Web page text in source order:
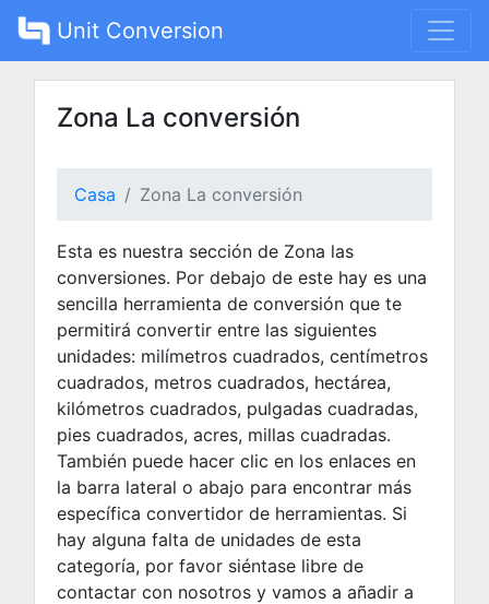
Unit Conversion
Zona La conversión
Casa Zona La conversión
Esta es nuestra sección de Zona las
conversiones. Por debajo de este hay es una
sencilla herramienta de conversión que te
permitirá convertir entre las siguientes
unidades: milímetros cuadrados, centímetros
cuadrados, metros cuadrados, hectárea,
kilómetros cuadrados, pulgadas cuadradas,
pies cuadrados, acres, millas cuadradas.
También puede hacer clic en los enlaces en
la barra lateral o abajo para encontrar más
específica convertidor de herramientas. Si
hay alguna falta de unidades de esta
categoría, por favor siéntase libre de
contactar con nosotros y vamos a añadir a